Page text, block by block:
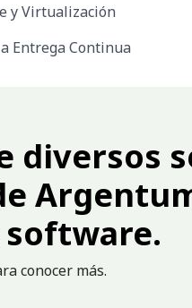
y Virtualización
Entrega Continua
diversos
conocer más.